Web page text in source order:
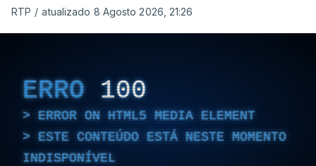
RTP / atualizado 8 Agosto 2026, 21:26
ERRO 100
ERROR ON HTML5 MEDIA ELEMENT
ESTE CONTEÚDO ESTÁ NESTE MOMENTO
INDISPONÍVEL